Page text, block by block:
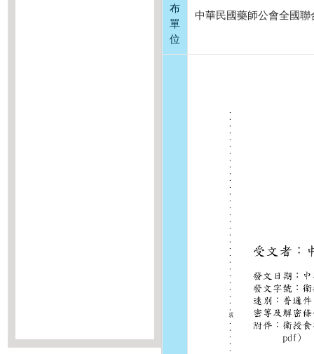
布
單
位
中華民國藥師公會全國聯